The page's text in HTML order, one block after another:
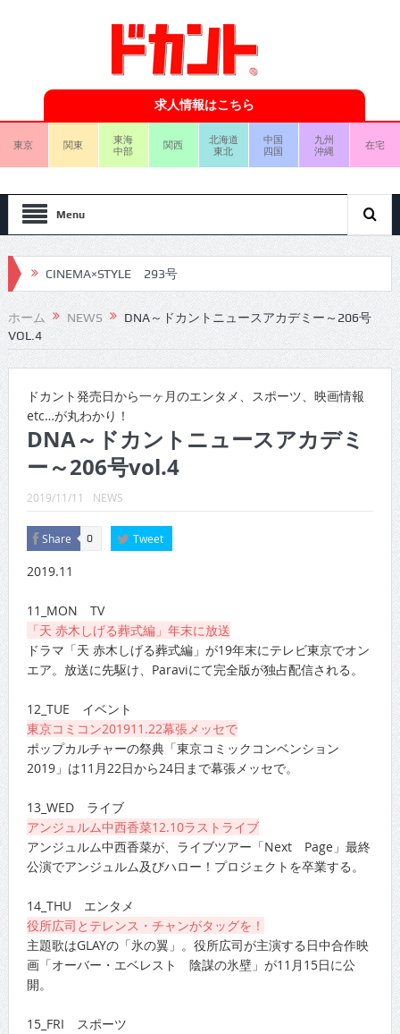
求人情報はこちら
東京 関東
東海
中部
関西
北海道
東北
中国
四国
九州
沖縄
在宅
Menu
CINEMA×STYLE 293号
CINEMA×STYLE 292号
CINEMA×STYLE 291号
CINEMA×STYLE 289号
CINEMA×STYLE 288号
CINEMA×STYLE 287号
CINEMA×STYLE 285号
CINEMA×STYLE 294号
ホーム NEWS
DNA～ドカントニュースアカデミー～206号
VOL.4
ドカント発売日から一ヶ月のエンタメ、スポーツ、映画情報
etc…が丸わかり！
DNA～ドカントニュースアカデミ
ー～206号vol.4
2019/11/11 NEWS
Share 0 Tweet
2019.11
11_MON TV
「天 赤木しげる葬式編」年末に放送
ドラマ「天 赤木しげる葬式編」が19年末にテレビ東京でオン
エア。放送に先駆け、Paraviにて完全版が独占配信される。
12_TUE イベント
東京コミコン201911.22幕張メッセで
ポップカルチャーの祭典「東京コミックコンベンション
2019」は11月22日から24日まで幕張メッセで。
13_WED ライブ
アンジュルム中西香菜12.10ラストライブ
アンジュルム中西香菜が、ライブツアー「Next Page」最終
公演でアンジュルム及びハロー！プロジェクトを卒業する。
14_THU エンタメ
役所広司とテレンス・チャンがタッグを！
主題歌はGLAYの「氷の翼」。役所広司が主演する日中合作映
画「オーバー・エベレスト 陰謀の氷壁」が11月15日に公
開。
15_FRI スポーツ